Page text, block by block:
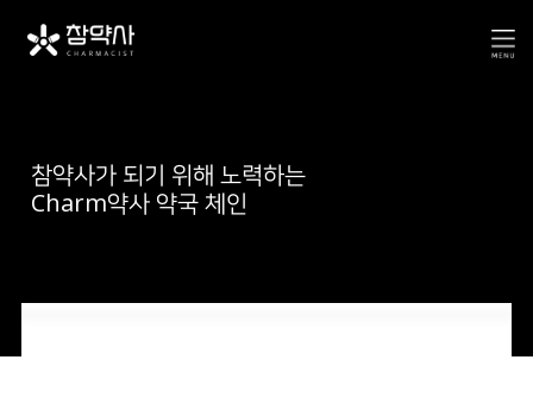
참약사가 되기 위해 노력하는
Charm약사 약국 체인